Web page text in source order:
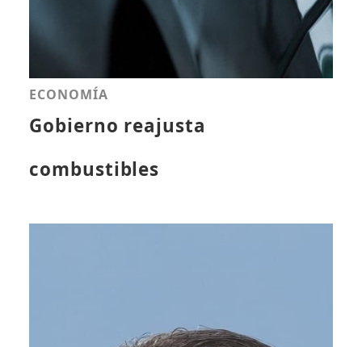
ECONOMÍA
Gobierno reajusta
combustibles